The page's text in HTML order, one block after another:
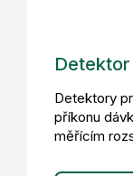
Detektory
příkonu
měřícím